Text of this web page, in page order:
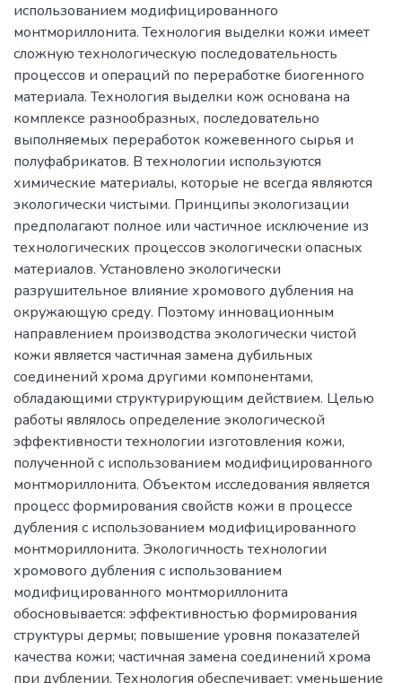
использованием модифицированного
монтмориллонита. Технология выделки кожи имеет
сложную технологическую последовательность
процессов и операций по переработке биогенного
материала. Технология выделки кож основана на
комплексе разнообразных, последовательно
выполняемых переработок кожевенного сырья и
полуфабрикатов. В технологии используются
химические материалы, которые не всегда являются
экологически чистыми. Принципы экологизации
предполагают полное или частичное исключение из
технологических процессов экологически опасных
материалов. Установлено экологически
разрушительное влияние хромового дубления на
окружающую среду. Поэтому инновационным
направлением производства экологически чистой
кожи является частичная замена дубильных
соединений хрома другими компонентами,
обладающими структурирующим действием. Целью
работы являлось определение экологической
эффективности технологии изготовления кожи,
полученной с использованием модифицированного
монтмориллонита. Объектом исследования является
процесс формирования свойств кожи в процессе
дубления с использованием модифицированного
монтмориллонита. Экологичность технологии
хромового дубления с использованием
модифицированного монтмориллонита
обосновывается: эффективностью формирования
структуры дермы; повышение уровня показателей
качества кожи; частичная замена соединений хрома
при дублении. Технология обеспечивает: уменьшение